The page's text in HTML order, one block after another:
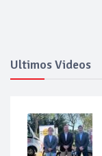
Ultimos Videos